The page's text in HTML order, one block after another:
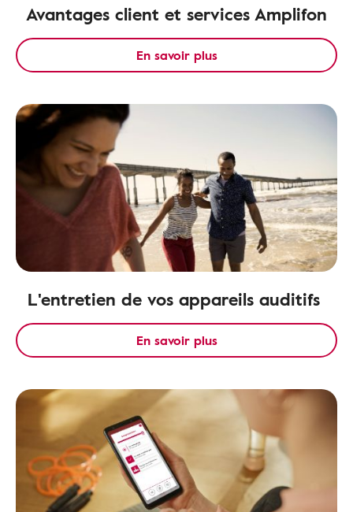
Avantages client et services Amplifon
En savoir plus
L'entretien de vos appareils auditifs
En savoir plus